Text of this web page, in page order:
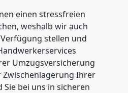
einen stressfreien
weshalb wir auch
stellen und
Umzugsversicherung
Ihrer
Sie bei uns in sicheren